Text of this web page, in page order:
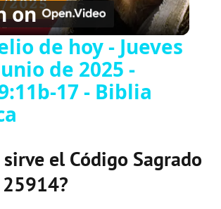
l
a
V
i
on
de hoy - Jueves
de 2025 -
17 - Biblia
el Código Sagrado